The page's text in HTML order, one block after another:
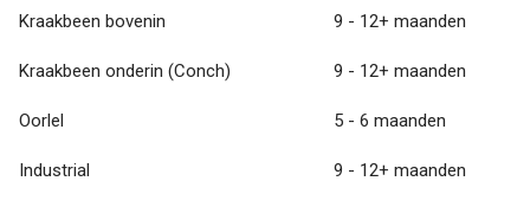
Kraakbeen bovenin 9 - 12+ maanden
Kraakbeen onderin (Conch) 9 - 12+ maanden
Oorlel 5 - 6 maanden
Industrial 9 - 12+ maanden